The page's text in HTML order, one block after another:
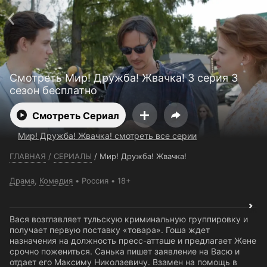
Смотреть Мир! Дружба! Жвачка! 3 серия 3
сезон бесплатно
Смотреть Сериал
Мир! Дружба! Жвачка! смотреть все серии
ГЛАВНАЯ / СЕРИАЛЫ / Мир! Дружба! Жвачка!
Драма Комедия Россия 18+
Вася возглавляет тульскую криминальную группировку и
получает первую поставку «товара». Гоша ждет
назначения на должность пресс-атташе и предлагает Жене
срочно пожениться. Санька пишет заявление на Васю и
отдает его Максиму Николаевичу. Взамен на помощь в
Телефон поддержки:+7 (727) 323 10 92
Пользовательское соглашение
Политика конфиденциальности
Открыть приложение
Ввести промокод